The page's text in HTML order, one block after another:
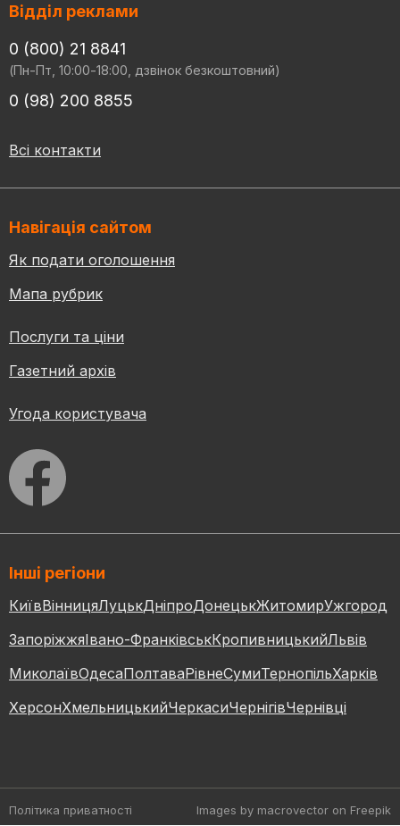
Відділ реклами
0 (800) 21 8841
(Пн-Пт, 10:00-18:00, дзвінок безкоштовний)
0 (98) 200 8855
Всі контакти
Навігація сайтом
Як подати оголошення
Мапа рубрик
Послуги та ціни
Газетний архів
Угода користувача
Інші регіони
КиївВінницяЛуцькДніпроДонецькЖитомирУжгород
ЗапоріжжяІвано-ФранківськКропивницькийЛьвів
МиколаївОдесаПолтаваРівнеСумиТернопільХарків
ХерсонХмельницькийЧеркасиЧернігівЧернівці
Політика приватності Images by macrovector on Freepik